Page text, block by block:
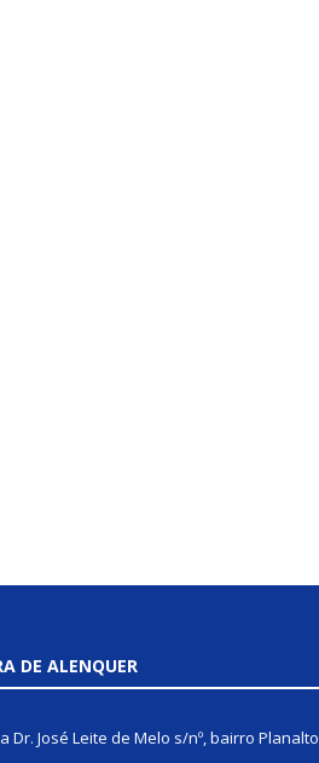
DE ALENQUER
Dr. José Leite de Melo s/nº, bairro Planalto